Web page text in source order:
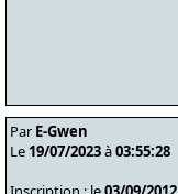
Par E-Gwen
Le 19/07/2023à03:55:28